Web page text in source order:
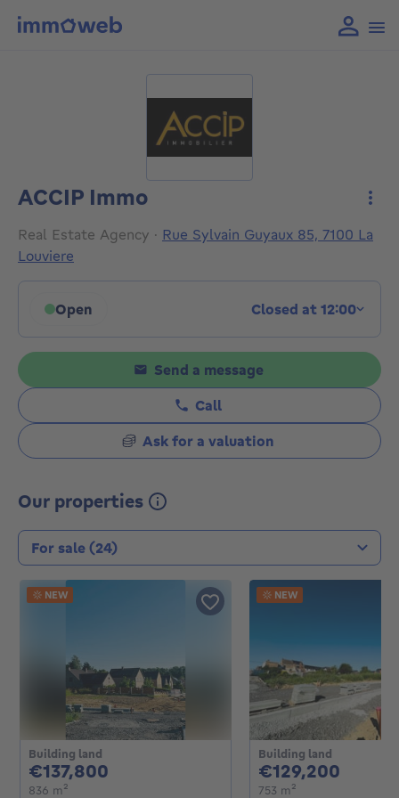
ACCIP Immo
Real Estate Agency · Rue Sylvain Guyaux 85, 7100 La
Louviere
Open Closed at 12:00
Click to display opening hours
Send a message
Call
Ask for a valuation
Our properties
Transaction type
Building land
€137,800
836 m²
NEW
Building land
€129,200
753 m²
NEW